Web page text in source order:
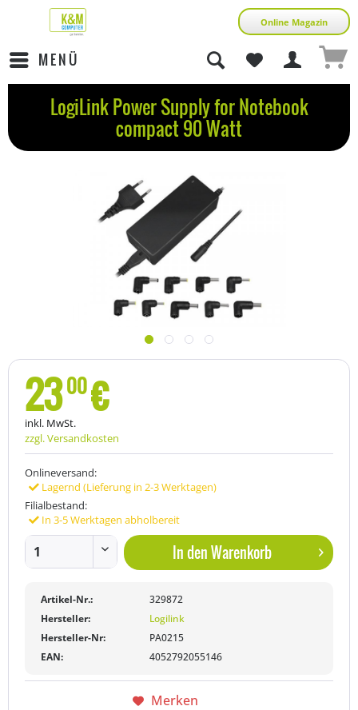
Online Magazin
MENÜ
LogiLink Power Supply for Notebook
compact 90 Watt
2300€
inkl. MwSt.
zzgl. Versandkosten
Onlineversand:
Lagernd (Lieferung in 2-3 Werktagen)
Filialbestand:
In 3-5 Werktagen abholbereit
In denWarenkorb
Artikel-Nr.:
329872
Hersteller:
Logilink
Hersteller-Nr:
PA0215
EAN:
4052792055146
Merken